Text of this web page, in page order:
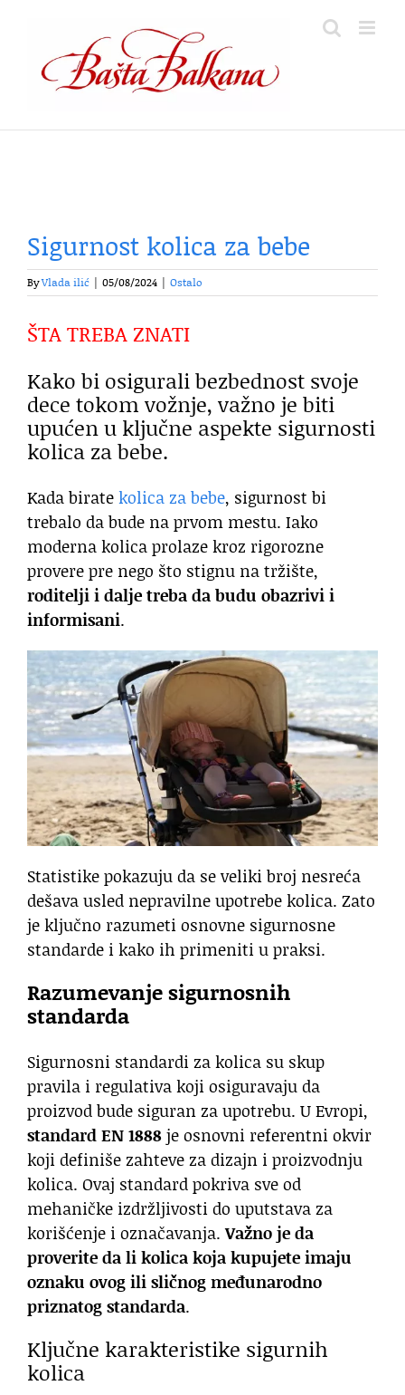
content
Sigurnost kolica za bebe
ByVlada ilić 05/08/2024 Ostalo
ŠTA TREBA ZNATI
Kako bi osigurali bezbednost svoje
dece tokom vožnje, važno je biti
upućen u ključne aspekte sigurnosti
kolica za bebe.
Kada biratekolica za bebe, sigurnost bi
trebalo da bude na prvom mestu. Iako
moderna kolica prolaze kroz rigorozne
provere pre nego što stignu na tržište,
roditelji i dalje treba da budu obazrivi i
informisani.
Statistike pokazuju da se veliki broj nesreća
dešava usled nepravilne upotrebe kolica. Zato
je ključno razumeti osnovne sigurnosne
standarde i kako ih primeniti u praksi.
Razumevanje sigurnosnih
standarda
Sigurnosni standardi za kolica su skup
pravila i regulativa koji osiguravaju da
proizvod bude siguran za upotrebu. U Evropi,
standard EN 1888je osnovni referentni okvir
koji definiše zahteve za dizajn i proizvodnju
kolica. Ovaj standard pokriva sve od
mehaničke izdržljivosti do uputstava za
korišćenje i označavanja.Važno je da
proverite da li kolica koja kupujete imaju
oznaku ovog ili sličnog međunarodno
priznatog standarda.
Ključne karakteristike sigurnih
kolica